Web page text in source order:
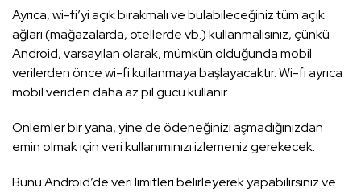
Ayrıca, wi-fi’yi açık bırakmalı ve bulabileceğiniz tüm açık
ağları (mağazalarda, otellerde vb.) kullanmalısınız, çünkü
Android, varsayılan olarak, mümkün olduğunda mobil
verilerden önce wi-fi kullanmaya başlayacaktır. Wi-fi ayrıca
mobil veriden daha az pil gücü kullanır.
Önlemler bir yana, yine de ödeneğinizi aşmadığınızdan
emin olmak için veri kullanımınızı izlemeniz gerekecek.
Bunu Android’de veri limitleri belirleyerek yapabilirsiniz ve